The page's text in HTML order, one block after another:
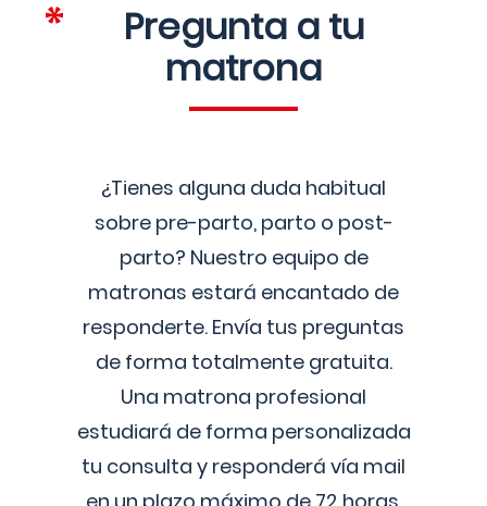
Pregunta a tu
matrona
¿Tienes alguna duda habitual
sobre pre-parto, parto o post-
parto? Nuestro equipo de
matronas estará encantado de
responderte. Envía tus preguntas
de forma totalmente gratuita.
Una matrona profesional
estudiará de forma personalizada
tu consulta y responderá vía mail